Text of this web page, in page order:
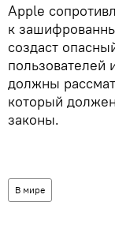
Apple
к
создаст
пользователей
должны
который
законы.
В мире